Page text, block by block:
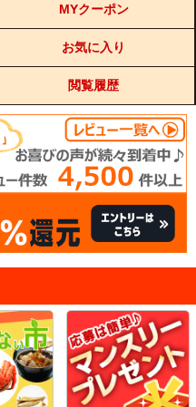
MYクーポン
お気に入り
閲覧履歴